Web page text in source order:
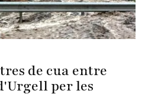
de cua entre
per les